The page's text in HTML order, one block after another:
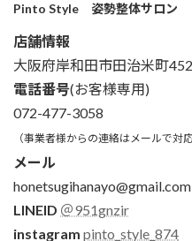
Pinto Style 姿勢整体サロン
店舗情報
大阪府岸和田市田治米町
電話番号(お客様専用)
072-477-3058
（事業者様からの連絡はメールで対
メール
honetsugihanayo@gmail.com
LINEID ＠951gnzir
instagram pinto_style_874